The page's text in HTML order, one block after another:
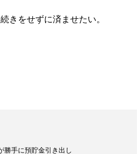
きをせずに済ませたい。
手に預貯金引き出し